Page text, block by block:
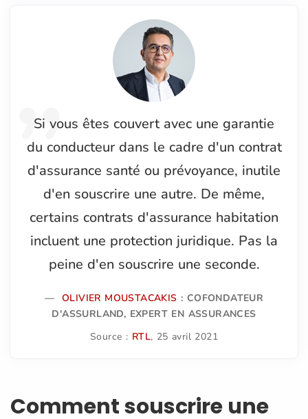
Si vous êtes couvert avec une garantie
du conducteur dans le cadre d'un contrat
d'assurance santé ou prévoyance, inutile
d'en souscrire une autre. De même,
certains contrats d'assurance habitation
incluent une protection juridique. Pas la
peine d'en souscrire une seconde.
OLIVIER MOUSTACAKIS : COFONDATEUR
D'ASSURLAND, EXPERT EN ASSURANCES
Source : RTL, 25 avril 2021
Comment souscrire une